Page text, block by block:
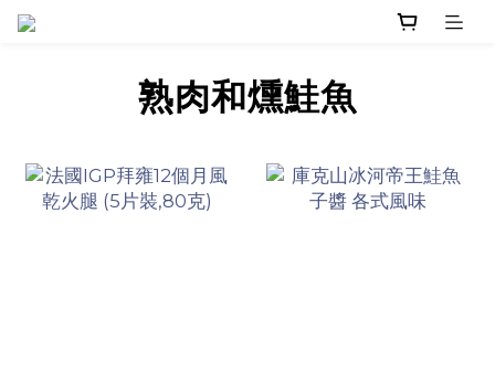
熟肉和燻鮭魚